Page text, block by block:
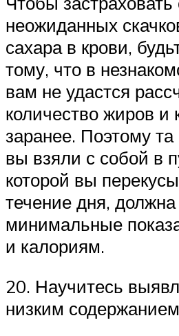
неожиданных
сахара в крови,
тому, что в
вам не удастся
количество жиров и
заранее. Поэтому та
вы взяли с собой в
которой вы
течение дня,
минимальные
и калориям.
20. Научитесь
низким